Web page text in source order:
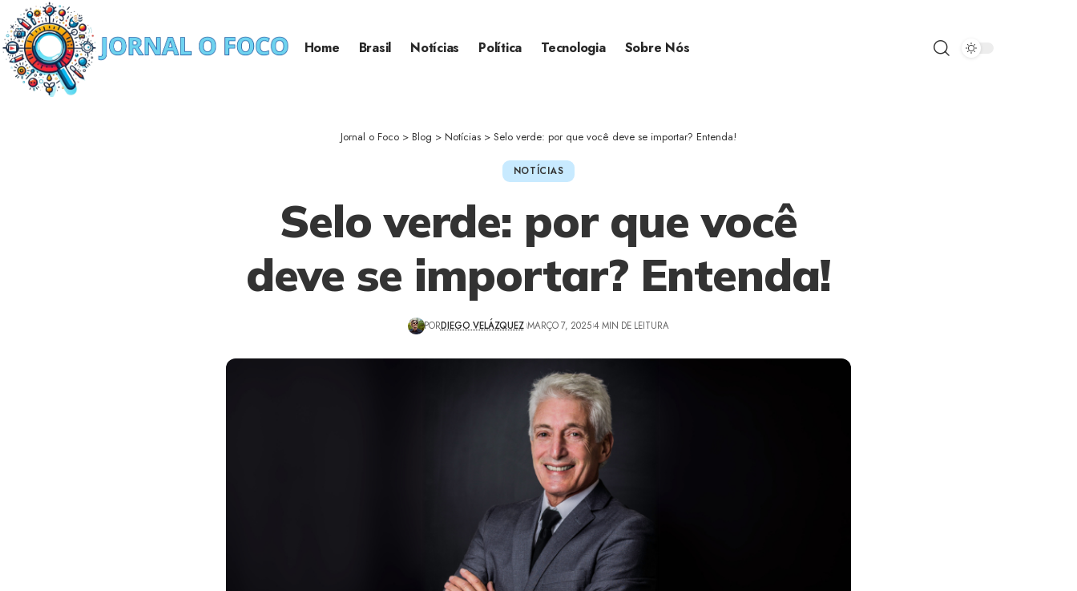
Home Brasil Notícias Política Tecnologia Sobre Nós
Jornal o Foco > Blog > Notícias > Selo verde: por que você deve se importar? Entenda!
NOTÍCIAS
Selo verde: por que você
deve se importar? Entenda!
PORDIEGO VELÁZQUEZ MARÇO 7, 2025 4 MIN DE LEITURA